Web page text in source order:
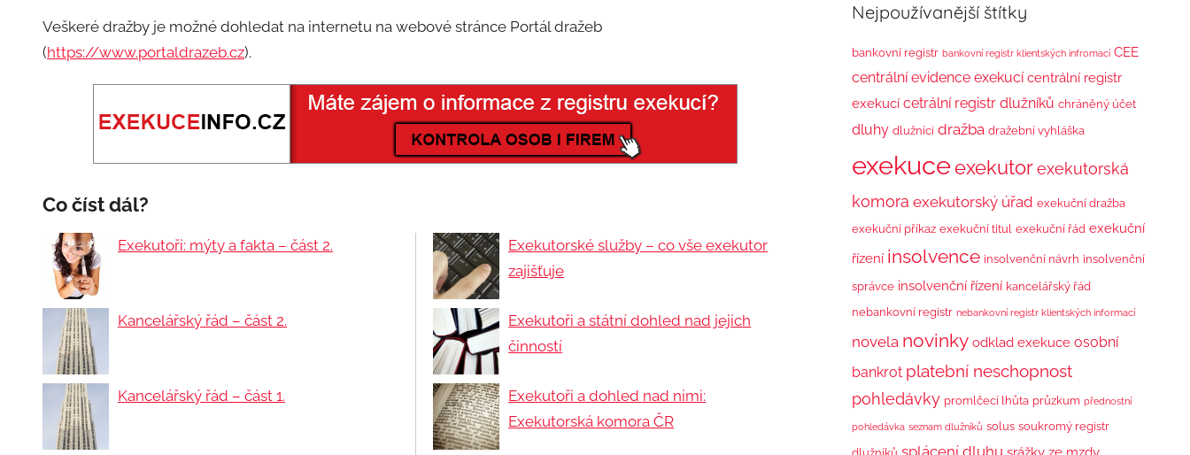
Veškeré dražby je možné dohledat na internetu na webové stránce Portál dražeb
(https://www.portaldrazeb.cz).
Co číst dál?
Exekutoři: mýty a fakta – část 2.
Kancelářský řád – část 2.
Kancelářský řád – část 1.
Exekutorské služby – co vše exekutor
zajišťuje
Exekutoři a státní dohled nad jejich
činností
Exekutoři a dohled nad nimi:
Exekutorská komora ČR
Nejpoužívanější štítky
bankovní registr bankovní registr klientských infromací CEE
centrální evidence exekucí centrální registr
exekucí cetrální registr dlužníků chráněný účet
dluhy dlužníci dražba dražební vyhláška
exekuceexekutor exekutorská
komora exekutorský úřad exekuční dražba
exekuční příkaz exekuční titul exekuční řád exekuční
řízení insolvence insolvenční návrh insolvenční
správce insolvenční řízení kancelářský řád
nebankovní registr nebankovní registr klientských informací
novela novinky odklad exekuce osobní
bankrot platební neschopnost
pohledávky promlčecí lhůta průzkum přednostní
pohledávka seznam dlužníků solus soukromý registr